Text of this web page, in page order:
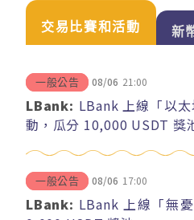
交易比賽和活動 新
一般公告 08/06 21:00
LBank: LBank 上線「以
動，瓜分 10,000 USDT 獎
一般公告 08/06 17:00
LBank: LBank 上線「無